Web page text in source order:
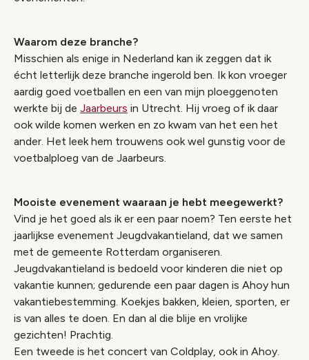
Waarom deze branche?
Misschien als enige in Nederland kan ik zeggen dat ik
écht letterlijk deze branche ingerold ben. Ik kon vroeger
aardig goed voetballen en een van mijn ploeggenoten
werkte bij de Jaarbeurs in Utrecht. Hij vroeg of ik daar
ook wilde komen werken en zo kwam van het een het
ander. Het leek hem trouwens ook wel gunstig voor de
voetbalploeg van de Jaarbeurs.
Mooiste evenement waaraan je hebt meegewerkt?
Vind je het goed als ik er een paar noem? Ten eerste het
jaarlijkse evenement Jeugdvakantieland, dat we samen
met de gemeente Rotterdam organiseren.
Jeugdvakantieland is bedoeld voor kinderen die niet op
vakantie kunnen; gedurende een paar dagen is Ahoy hun
vakantiebestemming. Koekjes bakken, kleien, sporten, er
is van alles te doen. En dan al die blije en vrolijke
gezichten! Prachtig.
Een tweede is het concert van Coldplay, ook in Ahoy.